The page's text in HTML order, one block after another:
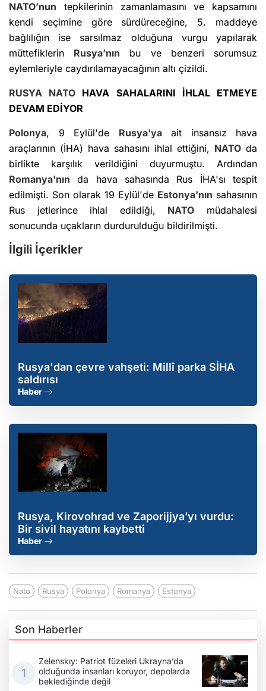
NATO’nun tepkilerinin zamanlamasını ve kapsamını
kendi seçimine göre sürdüreceğine, 5. maddeye
bağlılığın ise sarsılmaz olduğuna vurgu yapılarak
müttefiklerin Rusya’nın bu ve benzeri sorumsuz
eylemleriyle caydırılamayacağının altı çizildi.
RUSYA NATO HAVA SAHALARINI İHLAL ETMEYE
DEVAM EDİYOR
Polonya, 9 Eylül'de Rusya'yaait insansız hava
araçlarının (İHA) hava sahasını ihlal ettiğini, NATO da
birlikte karşılık verildiğini duyurmuştu. Ardından
Romanya'nın da hava sahasında Rus İHA'sı tespit
edilmişti. Son olarak 19 Eylül'de Estonya'nın sahasının
Rus jetlerince ihlal edildiği, NATO müdahalesi
sonucunda uçakların durdurulduğu bildirilmişti.
İlgili İçerikler
Rusya'dan çevre vahşeti: Millî parka SİHA
saldırısı
Haber
Rusya, Kirovohrad ve Zaporijjya’yı vurdu:
Bir sivil hayatını kaybetti
Haber
Nato Rusya Polonya Romanya Estonya
Son Haberler
Zelenskıy: Patriot füzeleri Ukrayna’da
olduğunda insanları koruyor, depolarda
beklediğinde değil